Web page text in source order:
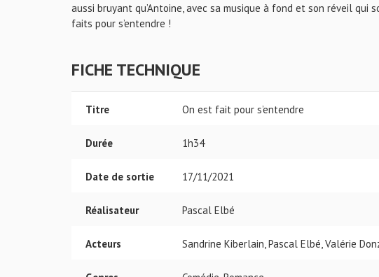
aussi bruyant qu’Antoine, avec sa musique à fond et son réveil
faits pour s’entendre !
FICHE TECHNIQUE
Titre On est fait pour s’entendre
Durée 1h34
Date de sortie 17/11/2021
Réalisateur Pascal Elbé
Acteurs Sandrine Kiberlain, Pascal Elbé, Valérie